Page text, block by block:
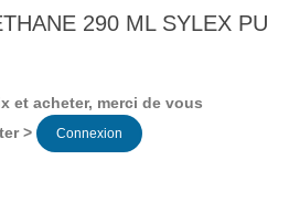
290 ML SYLEX PU
et acheter, merci de vous
>
Connexion